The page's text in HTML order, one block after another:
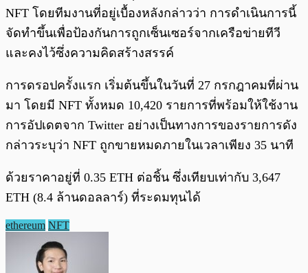
NFT โดยทีมงานที่อยู่เบื้องหลังกล่าวว่า การดำเนินการนี้
จัดทำขึ้นเพื่อป้องกันการถูกเซ็นเซอร์จากเครือข่ายทีวี
และคงไว้ซึ่งความคิดสร้างสรรค์
การดรอปครั้งแรก เริ่มต้นขึ้นในวันที่ 27 กรกฎาคมที่ผ่าน
มา โดยมี NFT ทั้งหมด 10,420 รายการที่พร้อมให้ใช้งาน
การอัปเดตจาก Twitter อย่างเป็นทางการของรายการดัง
กล่าวระบุว่า NFT ถูกขายหมดภายในเวลาเพียง 35 นาที
ด้วยราคาอยู่ที่ 0.35 ETH ต่อชิ้น ซึ่งเทียบเท่ากับ 3,647
ETH (8.4 ล้านดอลลาร์) ที่ระดมทุนได้
ethereum NFT